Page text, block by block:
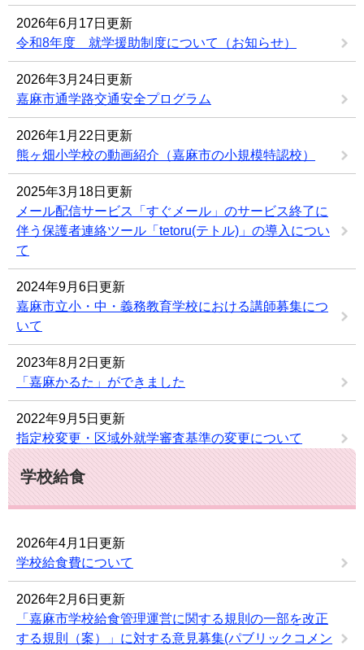
2026年6月17日更新
令和8年度 就学援助制度について（お知らせ）
2026年3月24日更新
嘉麻市通学路交通安全プログラム
2026年1月22日更新
熊ヶ畑小学校の動画紹介（嘉麻市の小規模特認校）
2025年3月18日更新
メール配信サービス「すぐメール」のサービス終了に
伴う保護者連絡ツール「tetoru(テトル)」の導入につい
て
2024年9月6日更新
嘉麻市立小・中・義務教育学校における講師募集につ
いて
2023年8月2日更新
「嘉麻かるた」ができました
2022年9月5日更新
指定校変更・区域外就学審査基準の変更について
学校給食
2026年4月1日更新
学校給食費について
2026年2月6日更新
「嘉麻市学校給食管理運営に関する規則の一部を改正
する規則（案）」に対する意見募集(パブリックコメン